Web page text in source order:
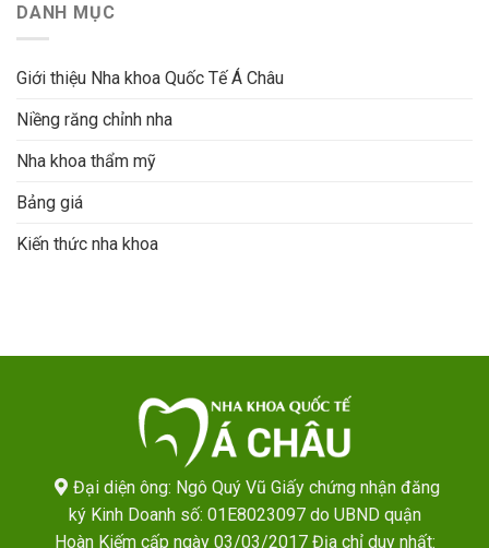
DANH MỤC
Giới thiệu Nha khoa Quốc Tế Á Châu
Niềng răng chỉnh nha
Nha khoa thẩm mỹ
Bảng giá
Kiến thức nha khoa
Đại diện ông: Ngô Quý Vũ Giấy chứng nhận đăng
ký Kinh Doanh số: 01E8023097 do UBND quận
Hoàn Kiếm cấp ngày 03/03/2017 Địa chỉ duy nhất: